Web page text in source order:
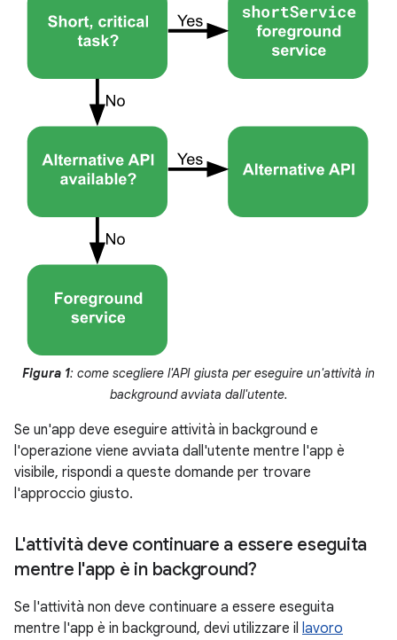
Figura 1: come scegliere l'API giusta per eseguire un'attività in
background avviata dall'utente.
Se un'app deve eseguire attività in background e
l'operazione viene avviata dall'utente mentre l'app è
visibile, rispondi a queste domande per trovare
l'approccio giusto.
L'attività deve continuare a essere eseguita
mentre l'app è in background?
Se l'attività non deve continuare a essere eseguita
mentre l'app è in background, devi utilizzare il lavoro